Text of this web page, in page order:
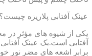
عینک آفتابی پلاریزه چیست؟
یکی از شیوه های مؤثر در
آفتابی است.یک عینک
برابر اشعه های مضر نور